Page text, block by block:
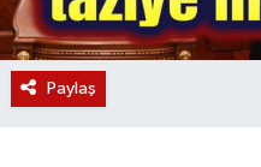
Paylaş